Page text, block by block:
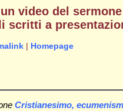
video del
scritti a
| Homepage
Cristianesimo,